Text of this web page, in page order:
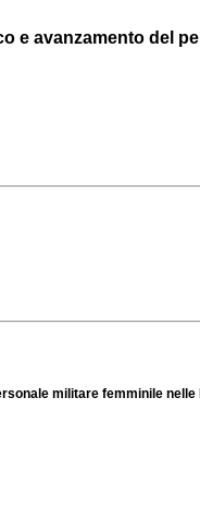
avanzamento del
militare femminile